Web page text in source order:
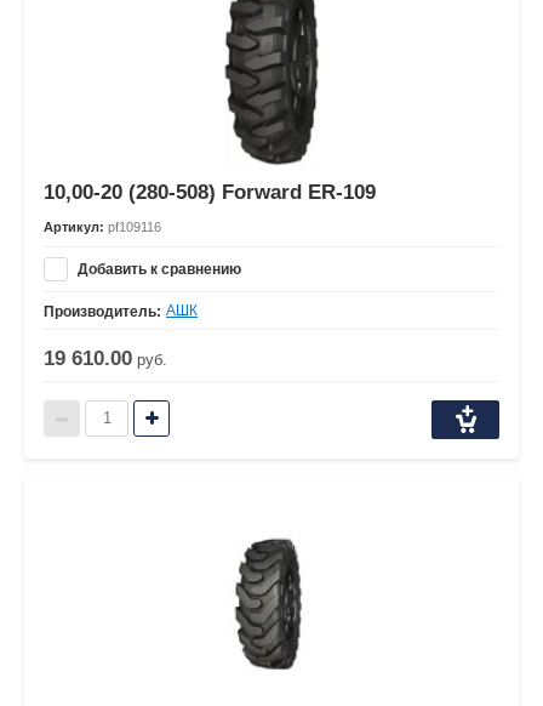
10,00-20 (280-508) Forward ER-109
Артикул: pf109116
Добавить к сравнению
Производитель: АШК
19 610.00 руб.